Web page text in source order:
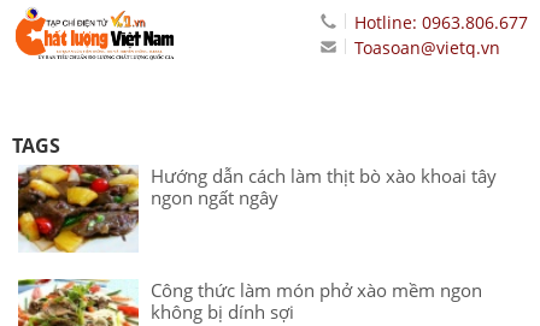
Hotline: 0963.806.677
Toasoan@vietq.vn
TAGS
Hướng dẫn cách làm thịt bò xào khoai tây
ngon ngất ngây
Công thức làm món phở xào mềm ngon
không bị dính sợi